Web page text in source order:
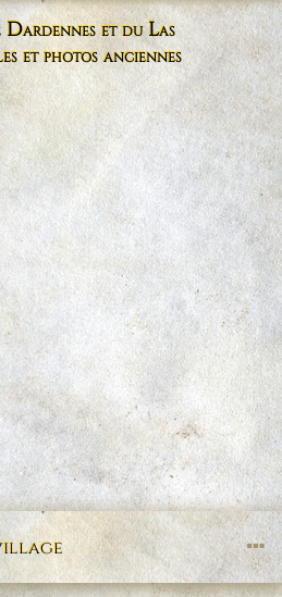
et du Las
et photos anciennes